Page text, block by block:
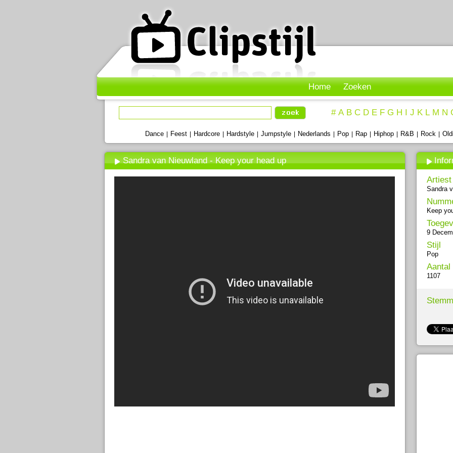
Home Zoeken
# A B C D E F G H I J K L M N
Dance Feest Hardcore Hardstyle Jumpstyle Nederlands Pop Rap Hiphop R&B Rock
Sandra van Nieuwland - Keep your head up
Artiest
Sandra
Keep
9
Stijl
Pop
Aantal
1107